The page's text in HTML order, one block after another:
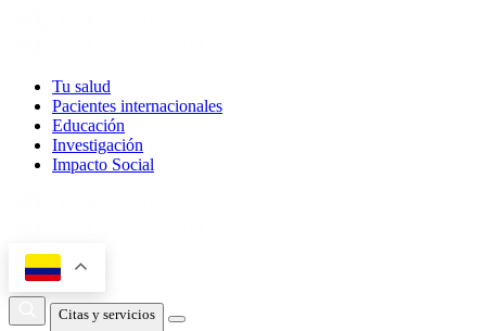
Tu salud
Pacientes internacionales
Educación
Investigación
Impacto Social
Citas y servicios